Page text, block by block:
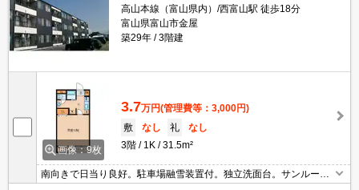
高山本線（富山県内）/西富山駅 徒歩18分
富山県富山市金屋
築29年
3階建
画像：9枚
3.7万円(管理費等：3,000円)
敷
なし 礼
なし
3階
1K 31.5m²
南向きで日当り良好。駐車場融雪装置付。独立洗面台。サンルー
ム。光インターネット可。コンビニまで徒歩約6分(500ｍ) 。富山